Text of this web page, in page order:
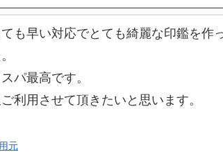
ても早い対応でとても綺麗な印鑑を作
パ最高です。
利用させて頂きたいと思います。
元